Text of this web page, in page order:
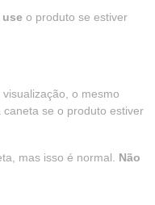
use o produto se estiver
o mesmo
caneta se o produto estiver
mas isso é normal. Não